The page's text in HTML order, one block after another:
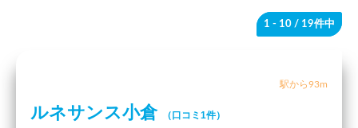
1 - 10 / 19件中
駅から93m
ルネサンス小倉 （口コミ1件）